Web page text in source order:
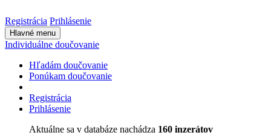
Registrácia Prihlásenie
Hlavné menu
Individuálne doučovanie
Hľadám doučovanie
Ponúkam doučovanie
Registrácia
Prihlásenie
Aktuálne sa v databáze nachádza 160 inzerátov